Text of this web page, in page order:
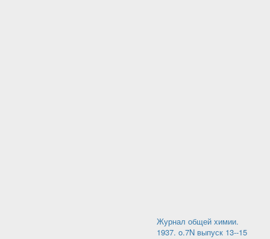
Журнал общей химии.
1937. o.7N выпуск 13--15